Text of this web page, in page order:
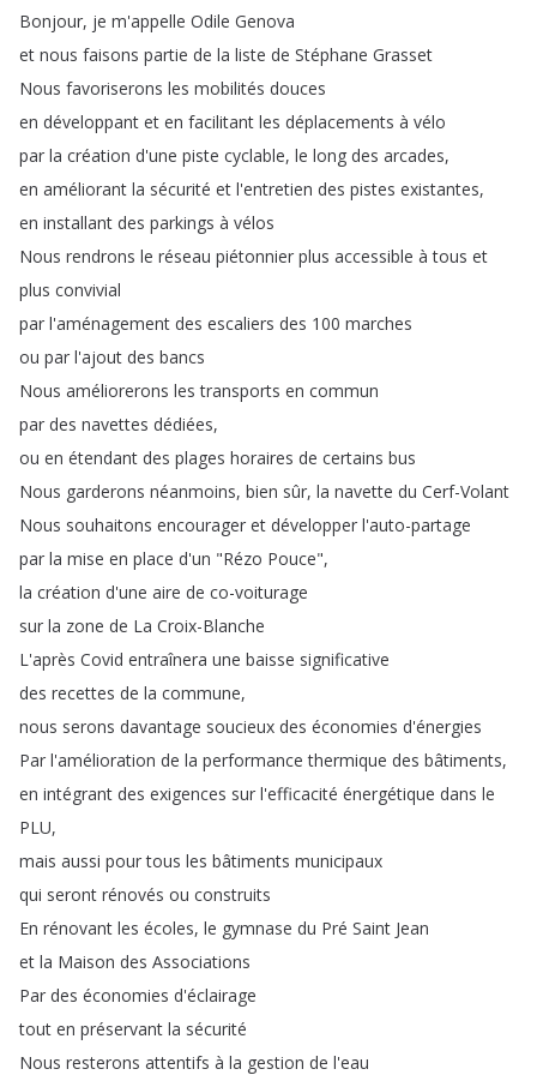
Bonjour, je m'appelle Odile Genova
et nous faisons partie de la liste de Stéphane Grasset
Nous favoriserons les mobilités douces
en développant et en facilitant les déplacements à vélo
par la création d'une piste cyclable, le long des arcades,
en améliorant la sécurité et l'entretien des pistes existantes,
en installant des parkings à vélos
Nous rendrons le réseau piétonnier plus accessible à tous et
plus convivial
par l'aménagement des escaliers des 100 marches
ou par l'ajout des bancs
Nous améliorerons les transports en commun
par des navettes dédiées,
ou en étendant des plages horaires de certains bus
Nous garderons néanmoins, bien sûr, la navette du Cerf-Volant
Nous souhaitons encourager et développer l'auto-partage
par la mise en place d'un "Rézo Pouce",
la création d'une aire de co-voiturage
sur la zone de La Croix-Blanche
L'après Covid entraînera une baisse significative
des recettes de la commune,
nous serons davantage soucieux des économies d'énergies
Par l'amélioration de la performance thermique des bâtiments,
en intégrant des exigences sur l'efficacité énergétique dans le
PLU,
mais aussi pour tous les bâtiments municipaux
qui seront rénovés ou construits
En rénovant les écoles, le gymnase du Pré Saint Jean
et la Maison des Associations
Par des économies d'éclairage
tout en préservant la sécurité
Nous resterons attentifs à la gestion de l'eau